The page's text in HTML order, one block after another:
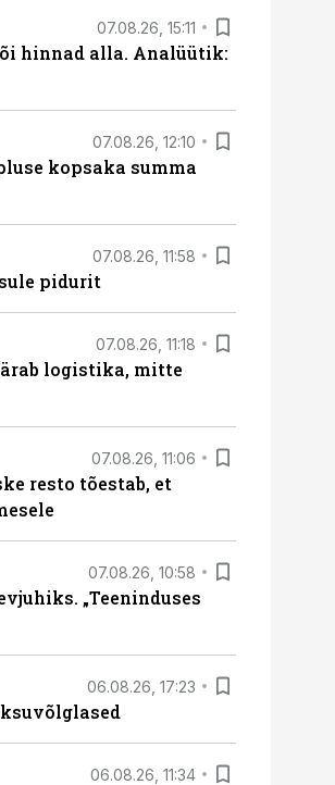
07.08.26, 15:11
hinnad alla. Analüütik:
07.08.26, 12:10
kopsaka summa
07.08.26, 11:58
pidurit
07.08.26, 11:18
logistika, mitte
07.08.26, 11:06
resto tõestab, et
07.08.26, 10:58
„Teeninduses
06.08.26, 17:23
06.08.26, 11:34